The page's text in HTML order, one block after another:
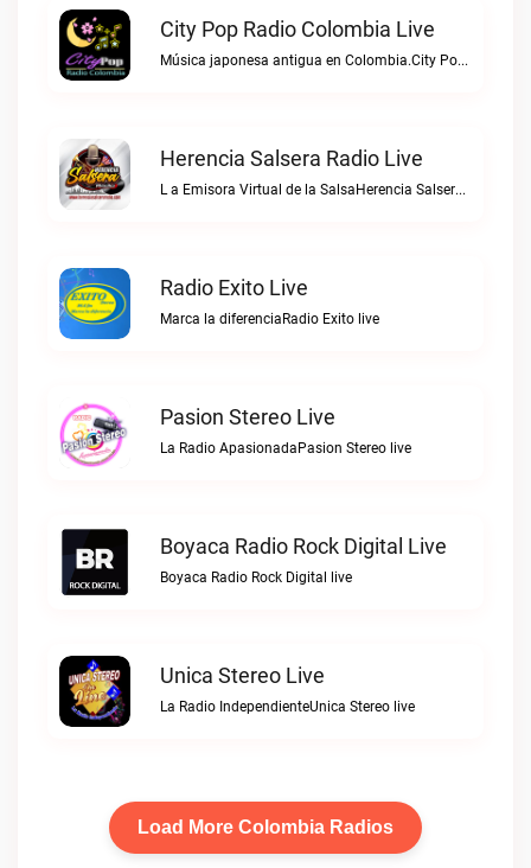
City Pop Radio Colombia Live
Música japonesa antigua en Colombia.City Pop Radio Colombia live
Herencia Salsera Radio Live
L a Emisora Virtual de la SalsaHerencia Salsera Radio live
Radio Exito Live
Marca la diferenciaRadio Exito live
Pasion Stereo Live
La Radio ApasionadaPasion Stereo live
Boyaca Radio Rock Digital Live
Boyaca Radio Rock Digital live
Unica Stereo Live
La Radio IndependienteUnica Stereo live
Load More Colombia Radios